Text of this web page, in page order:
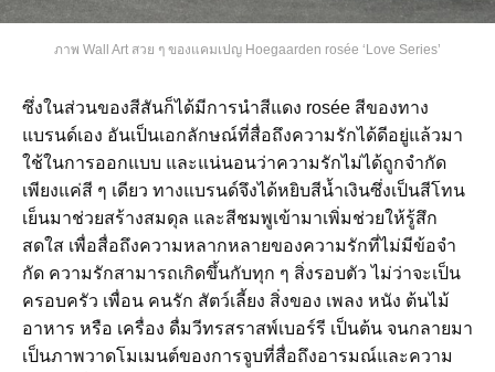
ภาพ Wall Art สวย ๆ ของแคมเปญ Hoegaarden rosée ‘Love Series’
ซึ่งในส่วนของสีสันก็ได้มีการนำสีแดง rosée สีของทาง
แบรนด์เอง อันเป็นเอกลักษณ์ที่สื่อถึงความรักได้ดีอยู่แล้วมา
ใช้ในการออกแบบ และแน่นอนว่าความรักไม่ได้ถูกจำกัด
เพียงแค่สี ๆ เดียว ทางแบรนด์จึงได้หยิบสีน้ำเงินซึ่งเป็นสีโทน
เย็นมาช่วยสร้างสมดุล และสีชมพูเข้ามาเพิ่มช่วยให้รู้สึก
สดใส เพื่อสื่อถึงความหลากหลายของความรักที่ไม่มีข้อจํา
กัด ความรักสามารถเกิดขึ้นกับทุก ๆ สิ่งรอบตัว ไม่ว่าจะเป็น
ครอบครัว เพื่อน คนรัก สัตว์เลี้ยง สิ่งของ เพลง หนัง ต้นไม้
อาหาร หรือ เครื่อง ดื่มวีทรสราสพ์เบอร์รี เป็นต้น จนกลายมา
เป็นภาพวาดโมเมนต์ของการจูบที่สื่อถึงอารมณ์และความ